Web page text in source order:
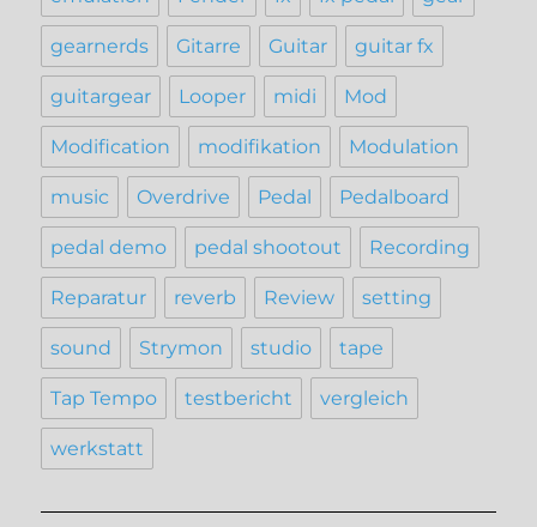
gearnerds Gitarre Guitar guitar fx
guitargear Looper midi Mod
Modification modifikation Modulation
music Overdrive Pedal Pedalboard
pedal demo pedal shootout Recording
Reparatur reverb Review setting
sound Strymon studio tape
Tap Tempo testbericht vergleich
werkstatt